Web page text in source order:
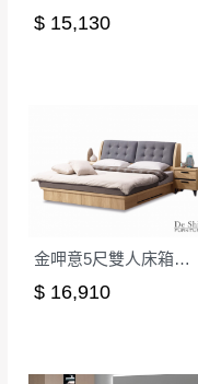
$ 15,130
金呷意5尺雙人床箱式床台│床架
$ 16,910